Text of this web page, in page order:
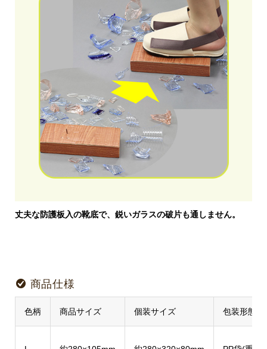
丈夫な防護板入の靴底で、鋭いガラスの破片も通しません。
商品仕様
色柄 商品サイズ 個装サイズ 包装形態